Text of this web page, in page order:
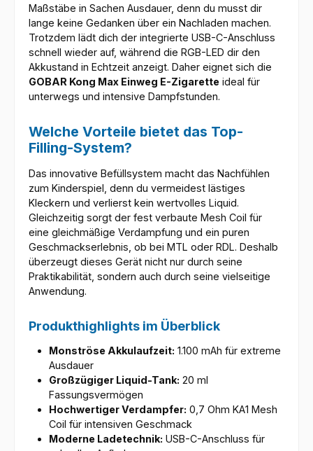
Maßstäbe in Sachen Ausdauer, denn du musst dir
lange keine Gedanken über ein Nachladen machen.
Trotzdem lädt dich der integrierte USB-C-Anschluss
schnell wieder auf, während die RGB-LED dir den
Akkustand in Echtzeit anzeigt. Daher eignet sich die
GOBAR Kong Max Einweg E-Zigarette ideal für
unterwegs und intensive Dampfstunden.
Welche Vorteile bietet das Top-
Filling-System?
Das innovative Befüllsystem macht das Nachfühlen
zum Kinderspiel, denn du vermeidest lästiges
Kleckern und verlierst kein wertvolles Liquid.
Gleichzeitig sorgt der fest verbaute Mesh Coil für
eine gleichmäßige Verdampfung und ein puren
Geschmackserlebnis, ob bei MTL oder RDL. Deshalb
überzeugt dieses Gerät nicht nur durch seine
Praktikabilität, sondern auch durch seine vielseitige
Anwendung.
Produkthighlights im Überblick
Monströse Akkulaufzeit: 1.100 mAh für extreme
Ausdauer
Großzügiger Liquid-Tank: 20 ml
Fassungsvermögen
Hochwertiger Verdampfer: 0,7 Ohm KA1 Mesh
Coil für intensiven Geschmack
Moderne Ladetechnik: USB-C-Anschluss für